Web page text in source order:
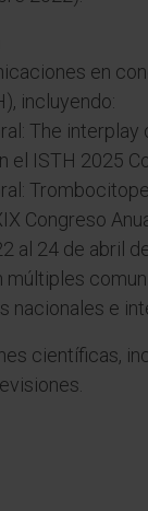
en
incluyendo:
The
el ISTH 2025
Congreso
al 24 de abril
múltiples
nacionales e
científicas,